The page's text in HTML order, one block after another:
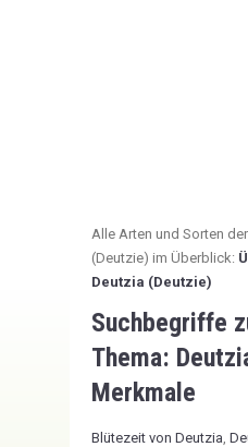
Alle Arten und Sorten
(Deutzie) im Überblick:
Deutzia (Deutzie)
Suchbegriffe
Thema:
Merkmale
Blütezeit von Deutzia,